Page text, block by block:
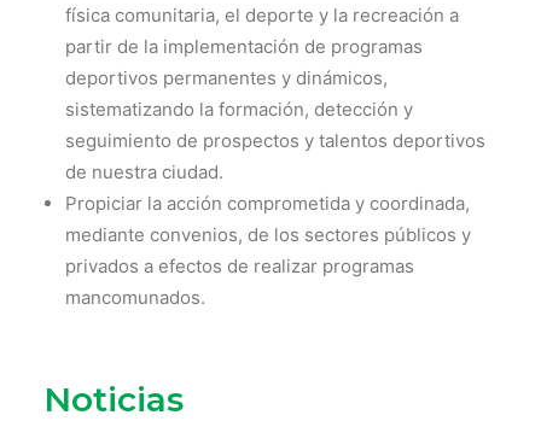
física comunitaria, el deporte y la recreación a
partir de la implementación de programas
deportivos permanentes y dinámicos,
sistematizando la formación, detección y
seguimiento de prospectos y talentos deportivos
de nuestra ciudad.
Propiciar la acción comprometida y coordinada,
mediante convenios, de los sectores públicos y
privados a efectos de realizar programas
mancomunados.
Noticias